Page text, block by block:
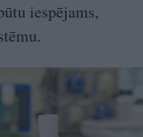
iespējams,